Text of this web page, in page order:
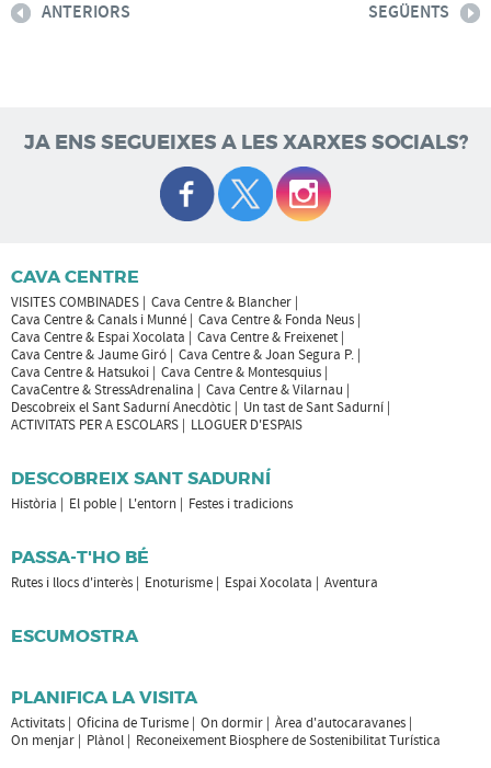
ANTERIORS SEGÜENTS
JA ENS SEGUEIXES A LES XARXES SOCIALS?
CAVA CENTRE
VISITES COMBINADES
Cava Centre & Blancher
Cava Centre & Canals i Munné
Cava Centre & Fonda Neus
Cava Centre & Espai Xocolata
Cava Centre & Freixenet
Cava Centre & Jaume Giró
Cava Centre & Joan Segura P.
Cava Centre & Hatsukoi
Cava Centre & Montesquius
CavaCentre & StressAdrenalina
Cava Centre & Vilarnau
Descobreix el Sant Sadurní Anecdòtic
Un tast de Sant Sadurní
ACTIVITATS PER A ESCOLARS
LLOGUER D'ESPAIS
DESCOBREIX SANT SADURNÍ
Història El poble L'entorn Festes i tradicions
PASSA-T'HO BÉ
Rutes i llocs d'interès Enoturisme Espai Xocolata Aventura
ESCUMOSTRA
PLANIFICA LA VISITA
Activitats Oficina de Turisme On dormir
Àrea d'autocaravanes
On menjar
Plànol Reconeixement Biosphere de Sostenibilitat Turística